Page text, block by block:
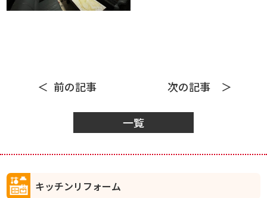
前の記事
一覧
次の記事
キッチンリフォーム